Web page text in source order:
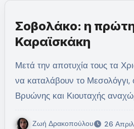
Σοβολάκο: η πρώτη
Καραϊσκάκη
Μετά την αποτυχία τους τα Χριστούγεννα του 1822
να καταλάβουν το
Βρυώνης και Κιουταχής
Ζωή Δρακοπούλου 26